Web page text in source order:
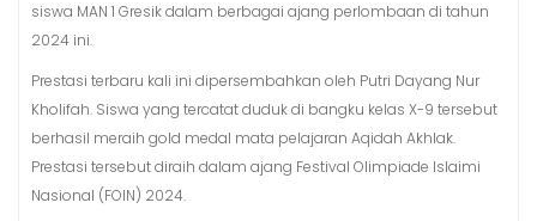
siswa MAN 1 Gresik dalam berbagai ajang perlombaan di tahun
2024 ini.
Prestasi terbaru kali ini dipersembahkan oleh Putri Dayang Nur
Kholifah. Siswa yang tercatat duduk di bangku kelas X-9 tersebut
berhasil meraih gold medal mata pelajaran Aqidah Akhlak.
Prestasi tersebut diraih dalam ajang Festival Olimpiade Islaimi
Nasional (FOIN) 2024.